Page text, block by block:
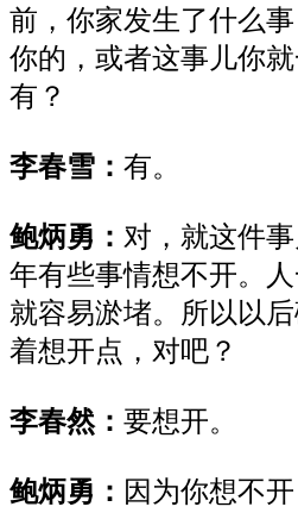
前，你家发生了什么
你的，或者这事儿你就
有？
李春雪： 有。
鲍炳勇： 对，就这件
年有些事情想不开。
就容易淤堵。 所以以
着想开点 ，对吧？
李春然： 要想开。
鲍炳勇： 因为你想不开